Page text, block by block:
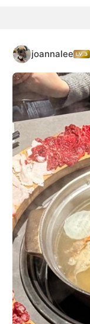
joannalee